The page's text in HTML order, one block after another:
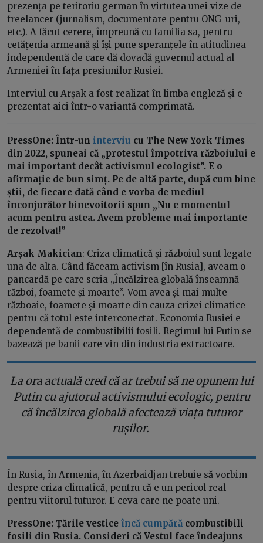
prezența pe teritoriu german în virtutea unei vize de
freelancer (jurnalism, documentare pentru ONG-uri,
etc.). A făcut cerere, împreună cu familia sa, pentru
cetățenia armeană și își pune speranțele în atitudinea
independentă de care dă dovadă guvernul actual al
Armeniei în fața presiunilor Rusiei.
Interviul cu Arșak a fost realizat în limba engleză și e
prezentat aici într-o variantă comprimată.
PressOne: Într-un interviu cu The New York Times
din 2022, spuneai că „protestul împotriva războiului e
mai important decât activismul ecologist”. E o
afirmație de bun simț. Pe de altă parte, după cum bine
știi, de fiecare dată când e vorba de mediul
înconjurător binevoitorii spun „Nu e momentul
acum pentru astea. Avem probleme mai importante
de rezolvat!”
Arșak Makician: Criza climatică și războiul sunt legate
una de alta. Când făceam activism [în Rusia], aveam o
pancardă pe care scria „Încălzirea globală înseamnă
război, foamete și moarte”. Vom avea și mai multe
războaie, foamete și moarte din cauza crizei climatice
pentru că totul este interconectat. Economia Rusiei e
dependentă de combustibilii fosili. Regimul lui Putin se
bazează pe banii care vin din industria extractoare.
La ora actuală cred că ar trebui să ne opunem lui
Putin cu ajutorul activismului ecologic, pentru
că încălzirea globală afectează viața tuturor
rușilor.
În Rusia, în Armenia, în Azerbaidjan trebuie să vorbim
despre criza climatică, pentru că e un pericol real
pentru viitorul tuturor. E ceva care ne poate uni.
PressOne: Țările vestice încă cumpără combustibili
fosili din Rusia. Consideri că Vestul face îndeajuns